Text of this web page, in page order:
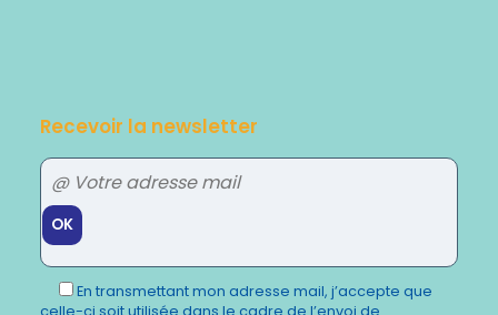
Recevoir la newsletter
Veuillez
laisser
ce
En transmettant mon adresse mail, j’accepte que
celle-ci soit utilisée dans le cadre de l’envoi de